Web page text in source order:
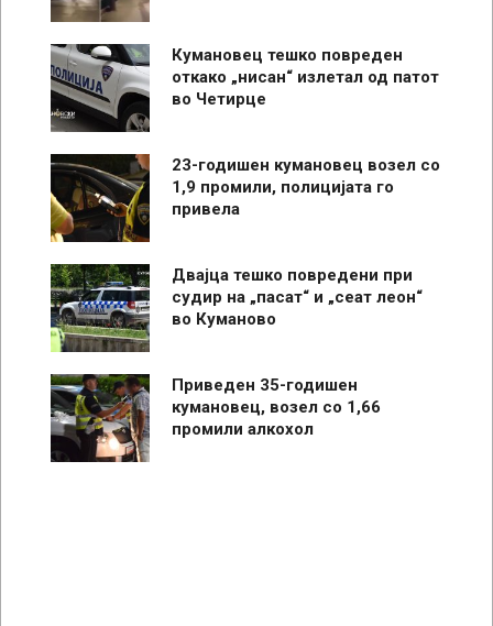
Кумановец тешко повреден
откако „нисан“ излетал од патот
во Четирце
23-годишен кумановец возел со
1,9 промили, полицијата го
привела
Двајца тешко повредени при
судир на „пасат“ и „сеат леон“
во Куманово
Приведен 35-годишен
кумановец, возел со 1,66
промили алкохол